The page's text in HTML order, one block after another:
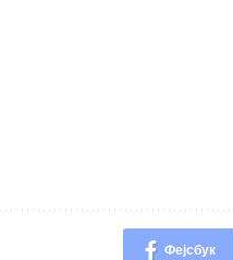
Фејсбук